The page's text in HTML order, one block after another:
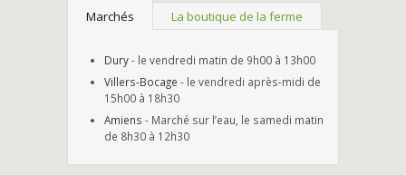
Marchés La boutique de la ferme
Dury- le vendredi matin de 9h00 à 13h00
Villers-Bocage - le vendredi après-midi de
15h00 à 18h30
Amiens - Marché sur l’eau, le samedi matin
de 8h30 à 12h30